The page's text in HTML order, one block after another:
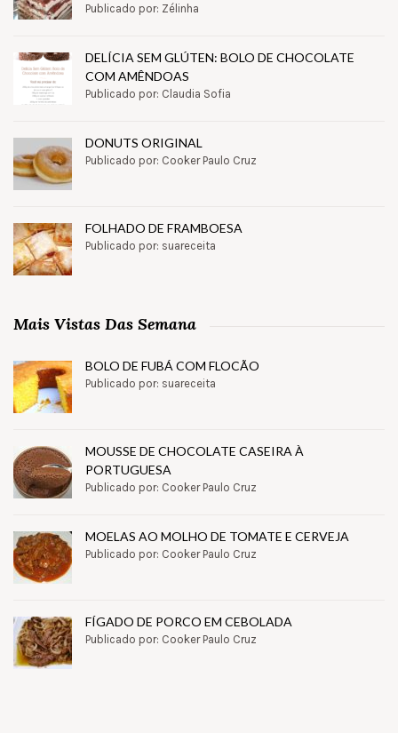
Publicado por: Zélinha
DELÍCIA SEM GLÚTEN: BOLO DE CHOCOLATE
COM AMÊNDOAS
Publicado por: Claudia Sofia
DONUTS ORIGINAL
Publicado por: Cooker Paulo Cruz
FOLHADO DE FRAMBOESA
Publicado por: suareceita
Mais Vistas Das Semana
BOLO DE FUBÁ COM FLOCÃO
Publicado por: suareceita
MOUSSE DE CHOCOLATE CASEIRA À
PORTUGUESA
Publicado por: Cooker Paulo Cruz
MOELAS AO MOLHO DE TOMATE E CERVEJA
Publicado por: Cooker Paulo Cruz
FÍGADO DE PORCO EM CEBOLADA
Publicado por: Cooker Paulo Cruz